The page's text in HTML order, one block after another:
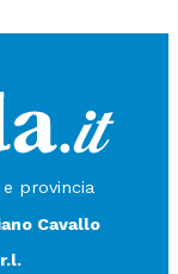
provincia
Cavallo